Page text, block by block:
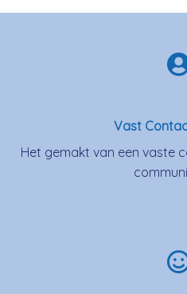
Vast
Het gemakt van een vaste